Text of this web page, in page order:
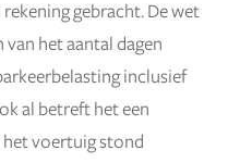
gebracht. De wet
van het aantal dagen
inclusief
al betreft het een
het voertuig stond